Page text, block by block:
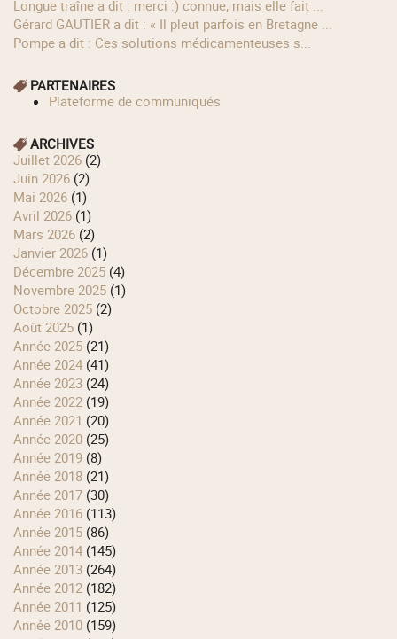
longue traîne a dit : merci :) connue, mais elle fait ...
Gérard GAUTIER a dit : « Il pleut parfois en Bretagne ...
Pompe a dit : Ces solutions médicamenteuses s...
PARTENAIRES
Plateforme de communiqués
ARCHIVES
juillet 2026 (2)
juin 2026 (2)
mai 2026 (1)
avril 2026 (1)
mars 2026 (2)
janvier 2026 (1)
décembre 2025 (4)
novembre 2025 (1)
octobre 2025 (2)
août 2025 (1)
année 2025 (21)
année 2024 (41)
année 2023 (24)
année 2022 (19)
année 2021 (20)
année 2020 (25)
année 2019 (8)
année 2018 (21)
année 2017 (30)
année 2016 (113)
année 2015 (86)
année 2014 (145)
année 2013 (264)
année 2012 (182)
année 2011 (125)
année 2010 (159)